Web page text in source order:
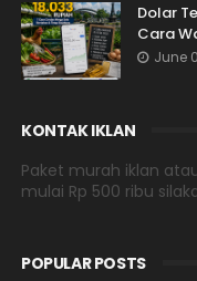
Dolar
Cara
June
KONTAK IKLAN
Paket murah iklan
mulai Rp 500 ribu
POPULAR POSTS